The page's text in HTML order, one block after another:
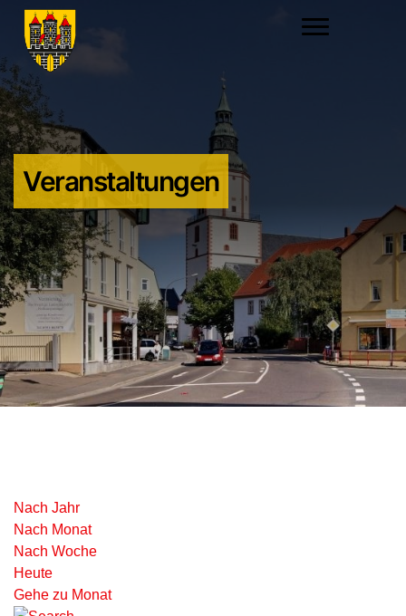
Veranstaltungen
Nach Jahr
Nach Monat
Nach Woche
Heute
Gehe zu Monat